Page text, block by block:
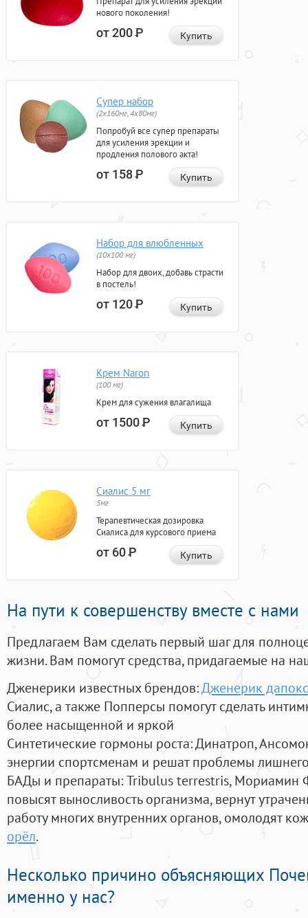
нового поколения!
от 200Р Купить
Супер набор
(2х160мг, 4х80мг)
Попробуй все супер препараты
для усиления эрекции и
продления полового акта!
от 158Р Купить
Набор для влюбленных
(10х100 мг)
Набор для двоих, добавь страсти
в постель!
от 120Р Купить
Крем Naron
(100 мг)
Крем для сужения влагалища
от 1500Р Купить
Сиалис 5 мг
5мг
Терапевтическая дозировка
Сиалиса для курсового приема
от 60Р Купить
На пути к совершенству вместе с нами
Предлагаем Вам сделать первый шаг для
жизни. Вам помогут средства, придагаемые на
Дженерики известных брендов:Дженерик
Сиалис, а также Попперсы помогут сделать
более насыщенной и яркой
Синтетические гормоны роста: Динатроп,
энергии спортсменам и решат проблемы
БАДы и препараты:Tribulus terrestris, Мориамин
повысят выносливость организма, вернут
работу многих внутренних органов, омолодят
орёл.
Несколько причино объясняющих
именно у нас?